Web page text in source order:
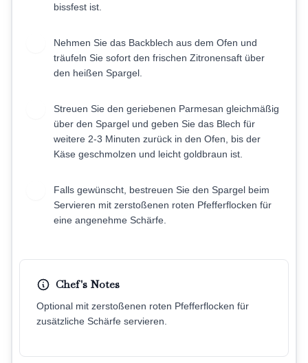
bissfest ist.
Nehmen Sie das Backblech aus dem Ofen und
träufeln Sie sofort den frischen Zitronensaft über
den heißen Spargel.
Streuen Sie den geriebenen Parmesan gleichmäßig
über den Spargel und geben Sie das Blech für
weitere 2-3 Minuten zurück in den Ofen, bis der
Käse geschmolzen und leicht goldbraun ist.
Falls gewünscht, bestreuen Sie den Spargel beim
Servieren mit zerstoßenen roten Pfefferflocken für
eine angenehme Schärfe.
Chef's Notes
Optional mit zerstoßenen roten Pfefferflocken für
zusätzliche Schärfe servieren.